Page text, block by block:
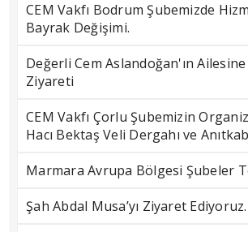
CEM Vakfı Bodrum Şubemizde
Bayrak Değişimi.
Değerli Cem Aslandoğan'ın
Ziyareti
CEM Vakfı Çorlu Şubemizin
Hacı Bektaş Veli Dergahı ve
Marmara Avrupa Bölgesi Şubeler
Şah Abdal Musa’yı Ziyaret Ediyoruz.